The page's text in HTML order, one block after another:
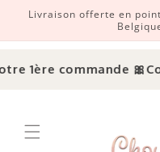
et passer au contenu
Livraison offerte en
1ère commande 🎀